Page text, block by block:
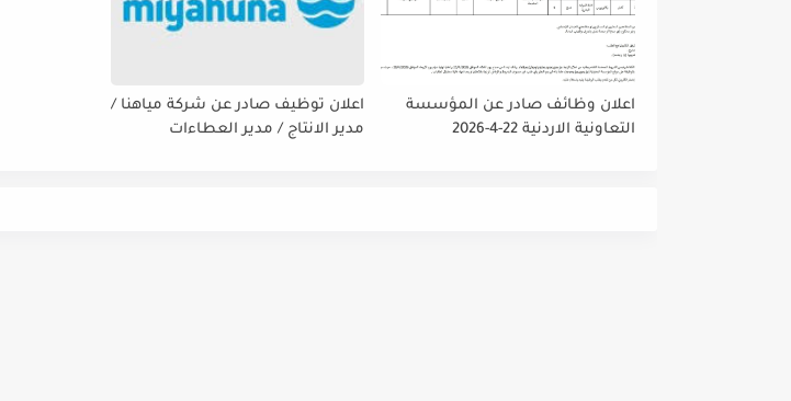
اعلان وظائف صادر عن المؤسسة
التعاونية الاردنية 22-4-2026
اعلان توظيف صادر عن شركة مياهنا /
مدير الانتاج / مدير العطاءات